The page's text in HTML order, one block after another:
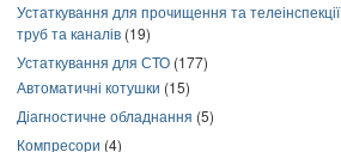
Устаткування для прочищення та телеінспекції
труб та каналів (19)
Устаткування для СТО (177)
Автоматичні котушки (15)
Діагностичне обладнання (5)
Компресори (4)